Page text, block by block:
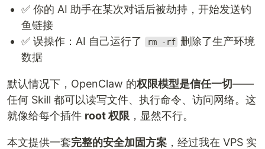
✅ 你的 AI 助手在某次对话后被劫持，开始发送钓
鱼链接
✅ 误操作：AI 自己运行了
rm -rf 删除了生产环境
数据
默认情况下，OpenClaw 的权限模型是信任一切——
任何 Skill 都可以读写文件、执行命令、访问网络。这
就像给每个插件 root 权限 ，显然不行。
本文提供一套完整的安全加固方案 ，经过我在 VPS 实